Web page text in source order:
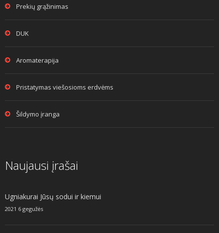
Prekių grąžinimas
DUK
Aromaterapija
Pristatymas viešosioms erdvėms
Šildymo įranga
Naujausi įrašai
Ugniakurai Jūsų sodui ir kiemui
2021 6 gegužės